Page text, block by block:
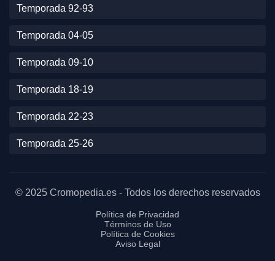
Temporada 92-93
Temporada 04-05
Temporada 09-10
Temporada 18-19
Temporada 22-23
Temporada 25-26
© 2025 Cromopedia.es - Todos los derechos reservados
Política de Privacidad
Términos de Uso
Política de Cookies
Aviso Legal